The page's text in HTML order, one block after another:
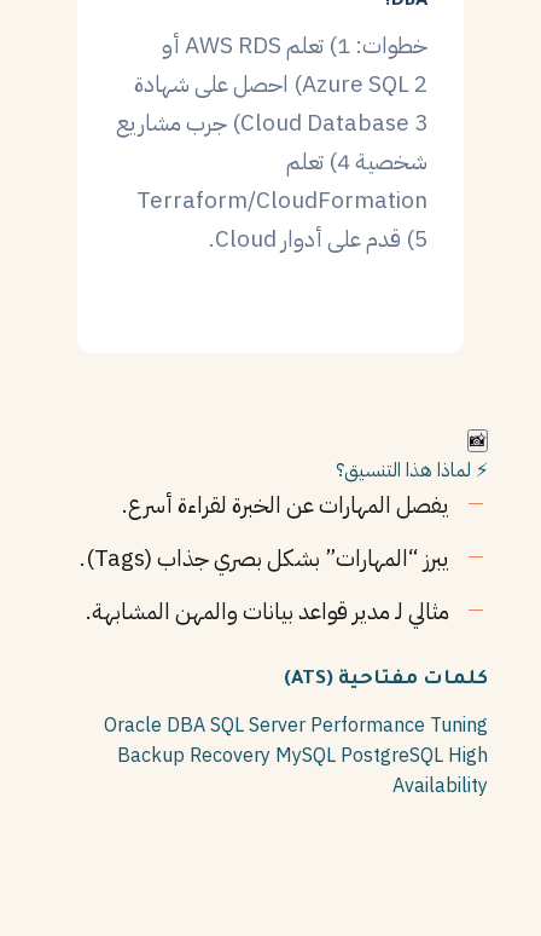
خطوات: 1) تعلم AWS RDS أو
Azure SQL 2) احصل على شهادة
Cloud Database 3) جرب مشاريع
شخصية 4) تعلم
Terraform/CloudFormation
5) قدم على أدوار Cloud.
📸
⚡ لماذا هذا التنسيق؟
يفصل المهارات عن الخبرة لقراءة أسرع.
يبرز “المهارات” بشكل بصري جذاب (Tags).
مثالي لـ مدير قواعد بيانات والمهن المشابهة.
كلمات مفتاحية (ATS)
Oracle DBASQL Server Performance Tuning
Backup Recovery MySQL PostgreSQL High
Availability